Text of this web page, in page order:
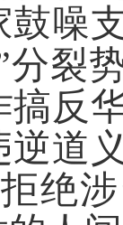
鼓噪
分裂
搞反
逆道
绝